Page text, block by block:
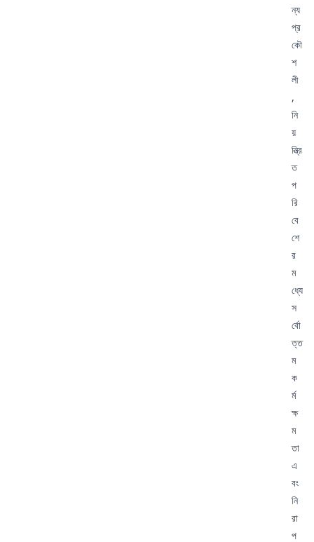
ন্য
প্র
কৌ
শ
লী
,
নি
য়
ন্ত্রি
ত
প
রি
বে
শে
র
ম
ধ্যে
স
র্বো
ত্ত
ম
ক
র্ম
ক্ষ
ম
তা
এ
বং
নি
রা
প